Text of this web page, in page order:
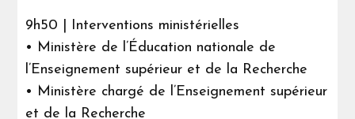
9h50 | Interventions ministérielles
• Ministère de l’Éducation nationale de
l’Enseignement supérieur et de la Recherche
• Ministère chargé de l’Enseignement supérieur
et de la Recherche